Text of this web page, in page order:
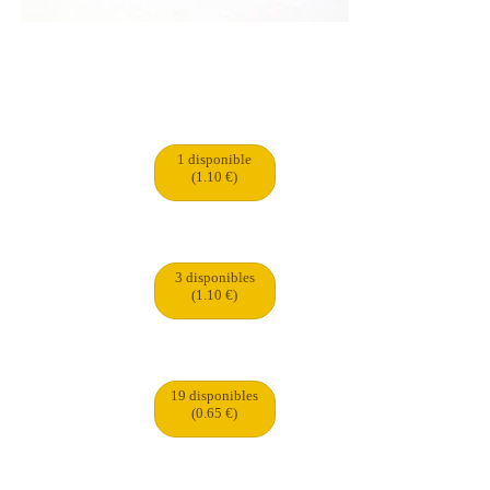
1 disponible
(1.10 €)
3 disponibles
(1.10 €)
19 disponibles
(0.65 €)